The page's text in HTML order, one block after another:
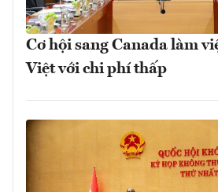
Cơ hội sang Canada làm
Việt với chi phí thấp